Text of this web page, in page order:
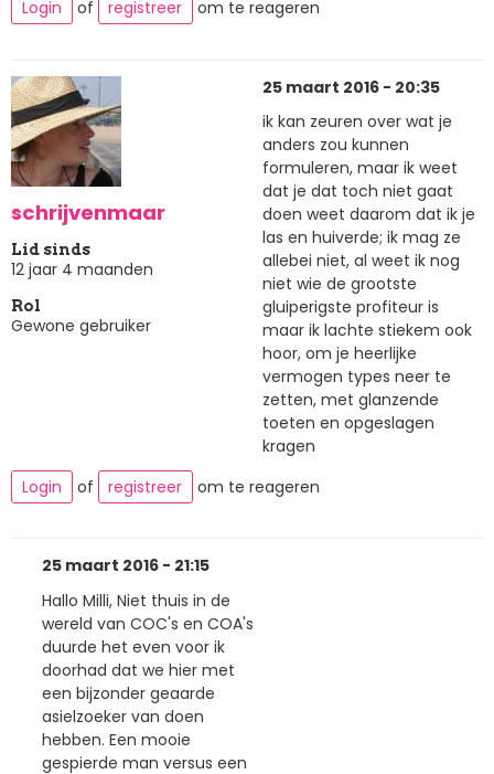
Login of registreer om te reageren
schrijvenmaar
Lid sinds
12 jaar 4 maanden
Rol
Gewone gebruiker
25 maart 2016 - 20:35
ik kan zeuren over wat je
anders zou kunnen
formuleren, maar ik weet
dat je dat toch niet gaat
doen weet daarom dat ik je
las en huiverde; ik mag ze
allebei niet, al weet ik nog
niet wie de grootste
gluiperigste profiteur is
maar ik lachte stiekem ook
hoor, om je heerlijke
vermogen types neer te
zetten, met glanzende
toeten en opgeslagen
kragen
Login
of registreer om te reageren
25 maart 2016 - 21:15
Hallo Milli, Niet thuis in de
wereld van COC's en COA's
duurde het even voor ik
doorhad dat we hier met
een bijzonder geaarde
asielzoeker van doen
hebben. Een mooie
gespierde man versus een